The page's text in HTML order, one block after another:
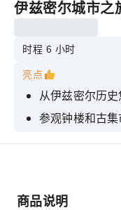
伊兹密尔城市之
时程 6 小时
亮点
从伊兹密尔历
参观钟楼和古集
探索凯梅拉尔
商品说明